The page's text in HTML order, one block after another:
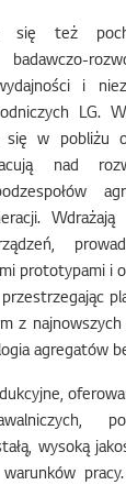
się też
badawczo-
i
LG.
się w pobliżu
nad
prototypami i
z
agregatów
wysoką